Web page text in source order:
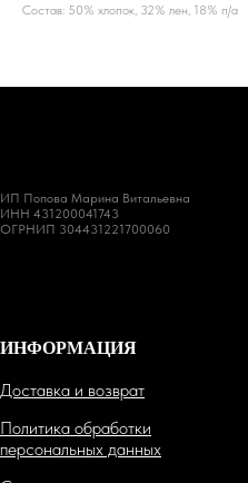
Состав: 50% хлопок, 32% лен, 18% п/а
ИП Попова Марина Витальевна
ИНН 431200041743
ОГРНИП 304431221700060
ИНФОРМАЦИЯ
Доставка и возврат
Политика обработки
персональных данных